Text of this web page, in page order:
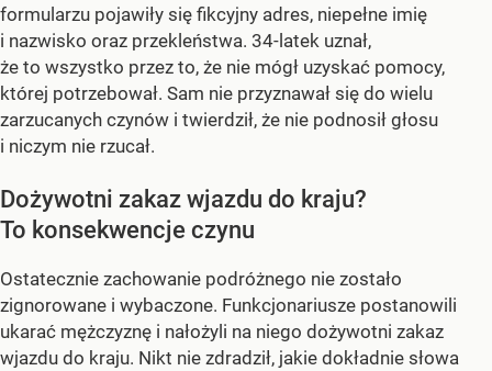
formularzu pojawiły się fikcyjny adres, niepełne imię
i nazwisko oraz przekleństwa. 34-latek uznał,
że to wszystko przez to, że nie mógł uzyskać pomocy,
której potrzebował. Sam nie przyznawał się do wielu
zarzucanych czynów i twierdził, że nie podnosił głosu
i niczym nie rzucał.
Dożywotni zakaz wjazdu do kraju?
To konsekwencje czynu
Ostatecznie zachowanie podróżnego nie zostało
zignorowane i wybaczone. Funkcjonariusze postanowili
ukarać mężczyznę i nałożyli na niego dożywotni zakaz
wjazdu do kraju. Nikt nie zdradził, jakie dokładnie słowa